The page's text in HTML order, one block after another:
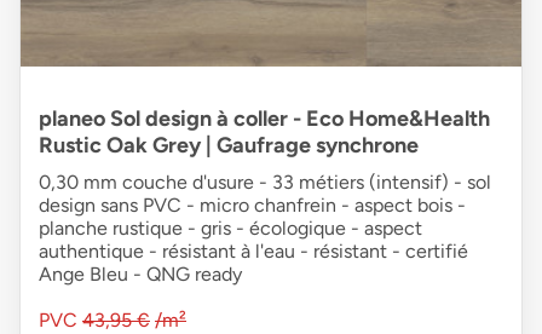
planeo Sol design à coller - Eco Home&Health
Rustic Oak Grey | Gaufrage synchrone
0,30 mm couche d'usure - 33 métiers (intensif) - sol
design sans PVC - micro chanfrein - aspect bois -
planche rustique - gris - écologique - aspect
authentique - résistant à l'eau - résistant - certifié
Ange Bleu - QNG ready
PVC 43,95 € /m²